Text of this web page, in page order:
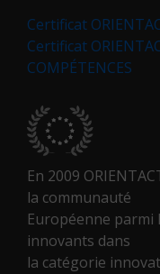
Certificat
Certificat
COMPÉTENCES
En 2009
la communauté
Européenne parmi
innovants dans
la catégorie